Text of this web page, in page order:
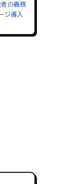
者の義務
ジ導入